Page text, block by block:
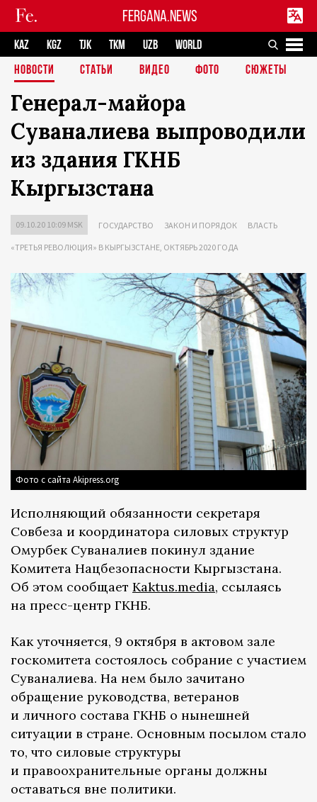
FERGANA.NEWS
KAZ KGZ TJK TKM UZB
WORLD
НОВОСТИ
СТАТЬИ ВИДЕО ФОТО СЮЖЕТЫ
Генерал-майора
Суваналиева выпроводили
из здания ГКНБ
Кыргызстана
09.10.20 10:09 MSK ГОСУДАРСТВО ЗАКОН И ПОРЯДОК ВЛАСТЬ
«ТРЕТЬЯ РЕВОЛЮЦИЯ» В КЫРГЫЗСТАНЕ, ОКТЯБРЬ 2020 ГОДА
Фото с сайта Akipress.org
Исполняющий обязанности секретаря
Совбеза и координатора силовых структур
Омурбек Суваналиев покинул здание
Комитета Нацбезопасности Кыргызстана.
Об этом сообщает Kaktus.media, ссылаясь
на пресс-центр ГКНБ.
Как уточняется, 9 октября в актовом зале
госкомитета состоялось собрание с участием
Суваналиева. На нем было зачитано
обращение руководства, ветеранов
и личного состава ГКНБ о нынешней
ситуации в стране. Основным посылом стало
то, что силовые структуры
и правоохранительные органы должны
оставаться вне политики.